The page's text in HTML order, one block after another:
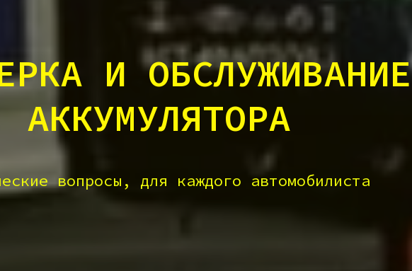
И ОБСЛУЖИВАНИЕ
АККУМУЛЯТОРА
вопросы, для каждого автомобилиста